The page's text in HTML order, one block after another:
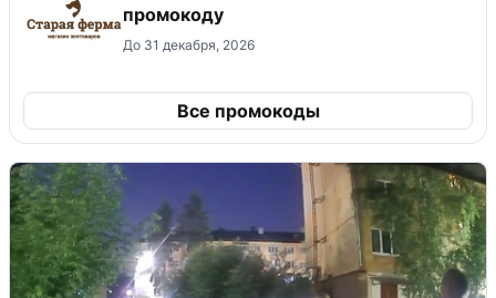
промокоду
До 31 декабря, 2026
Все промокоды